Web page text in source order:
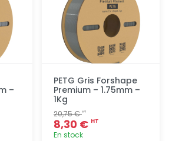
–
PETG Gris Forshape
Premium – 1.75mm –
1Kg
20,75 €HT
8,30 € HT
En stock